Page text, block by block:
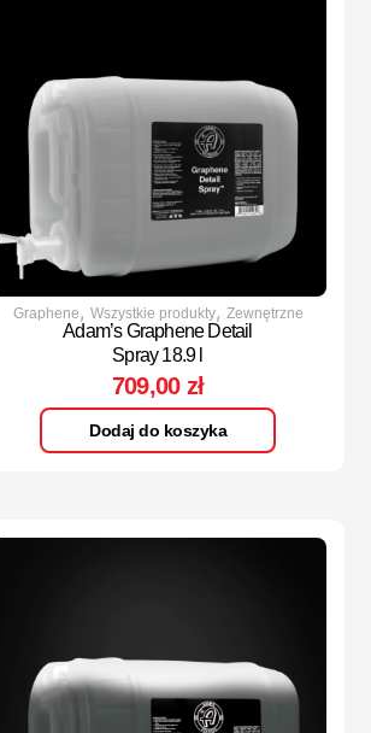
Graphene, Wszystkie produkty, Zewnętrzne
Adam’s Graphene Detail
Spray 18.9 l
709,00 zł
Dodaj do koszyka